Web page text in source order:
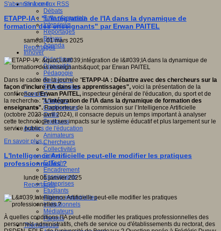
S'informer
Débats
Faits marquants
Interviews
Reportages
Brèves
Agenda
Innover
Didactique
Dispositifs
Pédagogie
Recherche
Technologies
Savoir(s)
Analyses
Conférences
Outils
Pratiques
Acteurs de l'éducation
Animateurs
Chercheurs
Collectivités
Editeurs
EdTech
Encadrement
Enseignants
Entreprises
Etudiants
Filières industrielles
Institutionnels
Médiateurs
Parents
Thématiques
S'abonner à ce flux RSS
ETAPP-IA : "L'intégration de l'IA dans la dynamique de
formation des enseignants" par Erwan PAITEL
samedi, 01 mars 2025
Reportages
Dans le cadre de la journée "ETAPP-IA : Débattre avec des chercheurs sur la
façon d’inclure l’IA dans les apprentissages", voici la présentation de la
conférence d'Erwan PAITEL, inspecteur général de l'éducation, du sport et de
la recherche : "L'intégration de l'IA dans la dynamique de formation des
enseignants".Rapporteur de la commission sur l’Intelligence Artificielle
(octobre 2023-avril 2024), il consacre depuis un temps important à analyser
cette technologie et ses impacts sur le système éducatif et plus largement sur le
service public.
En savoir plus...
L'Intelligence Artificielle peut-elle modifier les pratiques
professionnelles ?
lundi, 06 janvier 2025
Reportages
À quelles conditions l'IA peut-elle modifier les pratiques professionnelles des
personnels administratifs, chefs de service ou d'établissements du rectorat, des